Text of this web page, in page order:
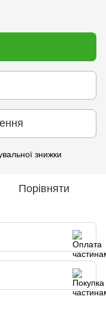
знижки
Порівняти